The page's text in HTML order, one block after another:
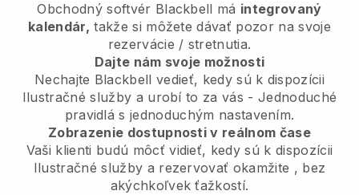
Obchodný softvér Blackbell má integrovaný
kalendár, takže si môžete dávať pozor na svoje
rezervácie / stretnutia.
Dajte nám svoje možnosti
Nechajte Blackbell vedieť, kedy sú k dispozícii
Ilustračné služby a urobí to za vás - Jednoduché
pravidlá s jednoduchým nastavením.
Zobrazenie dostupnosti v reálnom čase
Vaši klienti budú môcť vidieť, kedy sú k dispozícii
Ilustračné služby a rezervovať okamžite , bez
akýchkoľvek ťažkostí.